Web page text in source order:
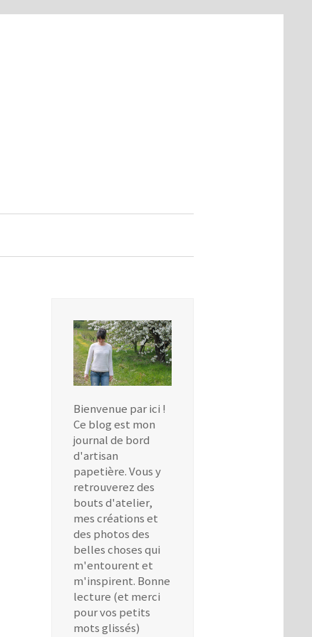
Bienvenue par ici !
Ce blog est mon
journal de bord
d'artisan
papetière. Vous y
retrouverez des
bouts d'atelier,
mes créations et
des photos des
belles choses qui
m'entourent et
m'inspirent. Bonne
lecture (et merci
pour vos petits
mots glissés)